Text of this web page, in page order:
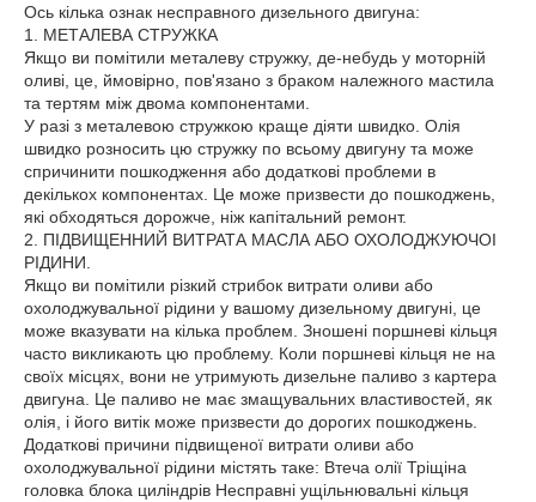
Ось кілька ознак несправного дизельного двигуна:
1. МЕТАЛЕВА СТРУЖКА
Якщо ви помітили металеву стружку, де-небудь у моторній
оливі, це, ймовірно, пов'язано з браком належного мастила
та тертям між двома компонентами.
У разі з металевою стружкою краще діяти швидко. Олія
швидко розносить цю стружку по всьому двигуну та може
спричинити пошкодження або додаткові проблеми в
декількох компонентах. Це може призвести до пошкоджень,
які обходяться дорожче, ніж капітальний ремонт.
2. ПІДВИЩЕННИЙ ВИТРАТА МАСЛА АБО ОХОЛОДЖУЮЧОІ
РІДИНИ.
Якщо ви помітили різкий стрибок витрати оливи або
охолоджувальної рідини у вашому дизельному двигуні, це
може вказувати на кілька проблем. Зношені поршневі кільця
часто викликають цю проблему. Коли поршневі кільця не на
своїх місцях, вони не утримують дизельне паливо з картера
двигуна. Це паливо не має змащувальних властивостей, як
олія, і його витік може призвести до дорогих пошкоджень.
Додаткові причини підвищеної витрати оливи або
охолоджувальної рідини містять таке: Втеча олії Тріщіна
головка блока циліндрів Несправні ущільнювальні кільця